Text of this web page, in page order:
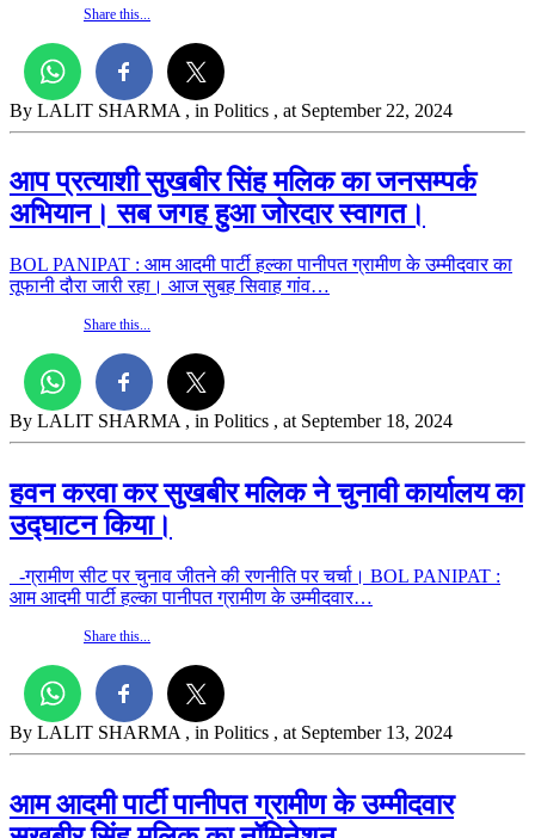
Share this...
By LALIT SHARMA , in Politics , at September 22, 2024
आप प्रत्याशी सुखबीर सिंह मलिक का जनसम्पर्क
अभियान। सब जगह हुआ जोरदार स्वागत।
BOL PANIPAT : आम आदमी पार्टी हल्का पानीपत ग्रामीण के उम्मीदवार का
तूफानी दौरा जारी रहा। आज सुबह सिवाह गांव…
Share this...
By LALIT SHARMA , in Politics , at September 18, 2024
हवन करवा कर सुखबीर मलिक ने चुनावी कार्यालय का
उद्घाटन किया।
-ग्रामीण सीट पर चुनाव जीतने की रणनीति पर चर्चा। BOL PANIPAT :
आम आदमी पार्टी हल्का पानीपत ग्रामीण के उम्मीदवार…
Share this...
By LALIT SHARMA , in Politics , at September 13, 2024
आम आदमी पार्टी पानीपत ग्रामीण के उम्मीदवार